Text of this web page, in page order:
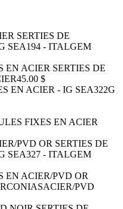
EN ACIER SERTIES DE
45.00 $
FIXES EN ACIER
EN ACIER/PVD OR
ACIER/PVD